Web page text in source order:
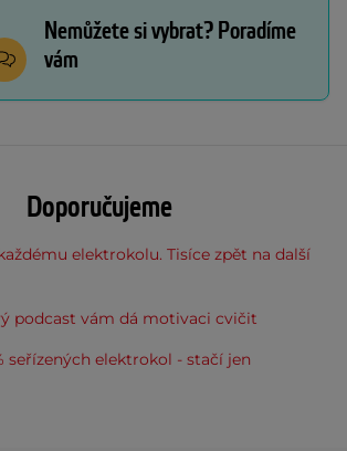
Nemůžete si vybrat? Poradíme
vám
Doporučujeme
elektrokolu. Tisíce zpět na další
podcast vám dá motivaci cvičit
seřízených elektrokol - stačí jen